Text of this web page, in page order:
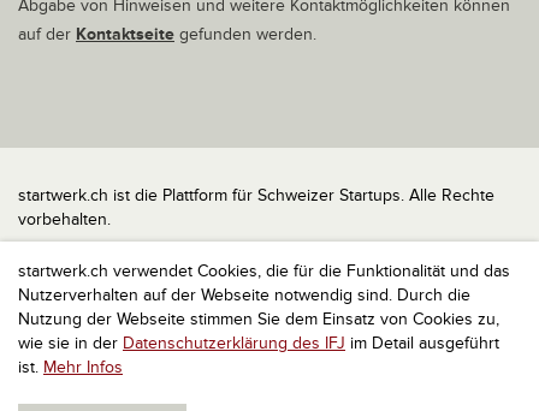
startwerk.ch verwendet Cookies, die für die Funktionalität und das
Nutzerverhalten auf der Webseite notwendig sind. Durch die
Nutzung der Webseite stimmen Sie dem Einsatz von Cookies zu,
wie sie in der Datenschutzerklärung des IFJ im Detail ausgeführt
ist. Mehr Infos
Abgabe von Hinweisen und weitere Kontaktmöglichkeiten können
auf der Kontaktseite gefunden werden.
startwerk.ch ist die Plattform für Schweizer Startups. Alle Rechte
vorbehalten.
Impressum
Kontakt
nach oben